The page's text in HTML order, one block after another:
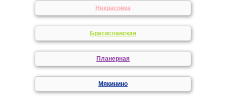
Некрасовка
Братиславская
Планерная
Мякинино